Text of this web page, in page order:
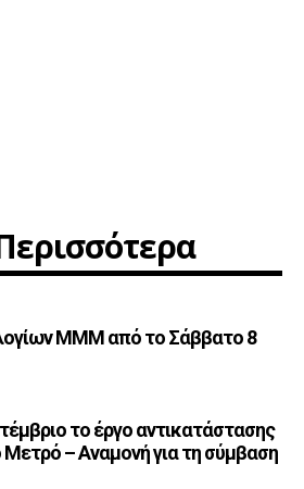
ΜΜΜ από το Σάββατο 8
το έργο αντικατάστασης
– Αναμονή για τη σύμβαση